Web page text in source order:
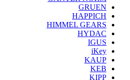
GRUEN
HAPPICH
HIMMEL GEARS
HYDAC
IGUS
iKey
KAUP
KEB
KIPP